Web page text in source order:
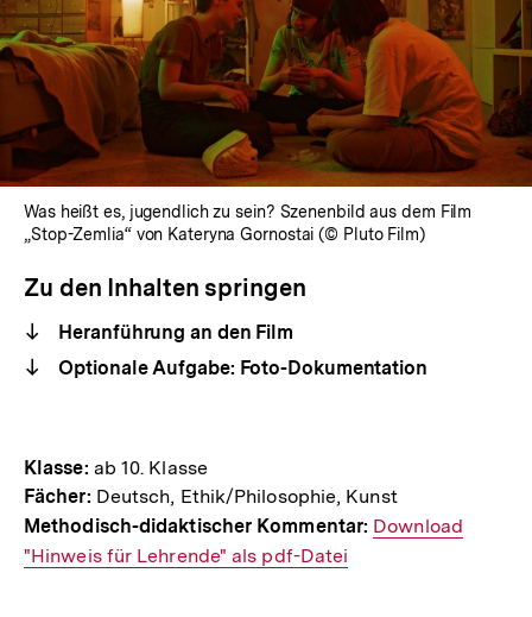
Was heißt es, jugendlich zu sein? Szenenbild aus dem Film
„Stop-Zemlia“ von Kateryna Gornostai (© Pluto Film)
Zu den Inhalten springen
Heranführung an den Film
Optionale Aufgabe: Foto-Dokumentation
Klasse: ab 10. Klasse
Fächer: Deutsch, Ethik/Philosophie, Kunst
Methodisch-didaktischer Kommentar: Interner
Download
"Hinweis für Lehrende" als pdf-Datei